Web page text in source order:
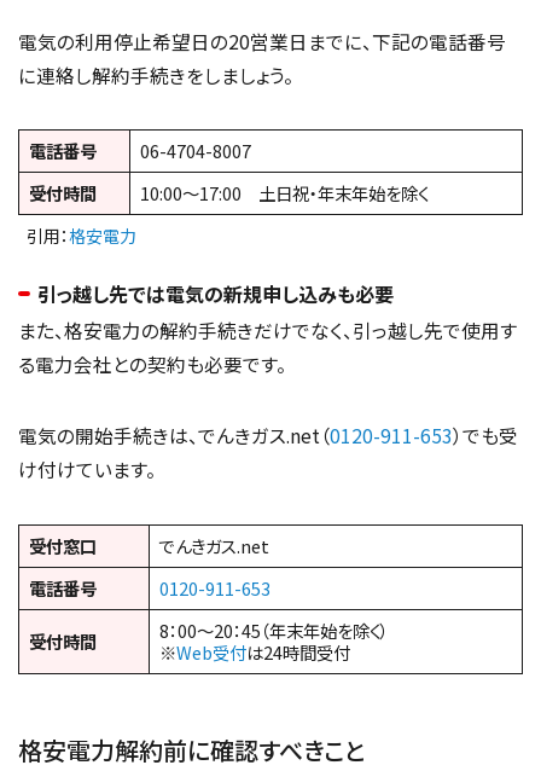
電気の利用停止希望日の20営業日までに、下記の電話番号
に連絡し解約手続きをしましょう。
電話番号
06-4704-8007
受付時間
10:00～17:00 土日祝・年末年始を除く
引用：格安電力
引っ越し先では電気の新規申し込みも必要
また、格安電力の解約手続きだけでなく、引っ越し先で使用す
る電力会社との契約も必要です。
電気の開始手続きは、でんきガス.net（0120-911-653）でも受
け付けています。
受付窓口
でんきガス.net
電話番号
0120-911-653
受付時間
8：00～20：45（年末年始を除く）
※Web受付は24時間受付
格安電力解約前に確認すべきこと